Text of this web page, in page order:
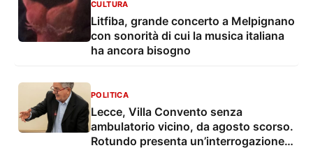
CULTURA
Litfiba, grande concerto a Melpignano
con sonorità di cui la musica italiana
ha ancora bisogno
POLITICA
Lecce, Villa Convento senza
ambulatorio vicino, da agosto scorso.
Rotundo presenta un’interrogazione e